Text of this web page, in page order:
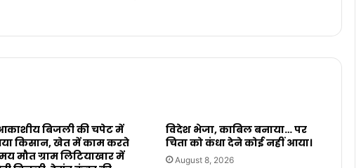
बिजली की चपेट में
किसान, खेत में काम करते
मौत ग्राम लिटियाखार में
विदेश भेजा, काबिल बनाया… पर
चिता को कंधा देने कोई नहीं आया।
August 8, 2026